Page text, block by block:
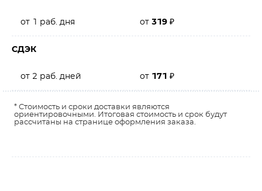
от 1 раб. дня от 319 ₽
СДЭК
от 2 раб. дней от 171 ₽
* Стоимость и сроки доставки являются
ориентировочными. Итоговая стоимость и срок будут
рассчитаны на странице оформления заказа.